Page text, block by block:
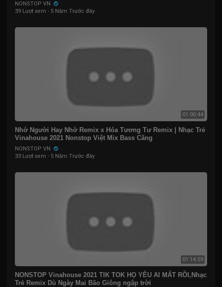
NONSTOP VN
39 Lượt xem · 5 Năm Trước đây
01:00:44
Nhớ Người Hay Nhớ Remix x Hóa Tương Tư Remix | Nhạc Trẻ
Vinahouse 2021 Nonstop Việt Mix Bass Căng
NONSTOP VN
33 Lượt xem · 5 Năm Trước đây
01:14:59
NONSTOP Vinahouse 2021 TIK TOK HỌ YÊU AI MẤT RỒI,Nhạc
Trẻ Remix Dù Ngày Mai Bão Giông ngập trời